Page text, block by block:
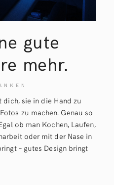
gute
mehr.
dich, sie in die Hand zu
zu machen. Genau so
ob man Kochen, Laufen,
oder mit der Nase in
– gutes Design bringt